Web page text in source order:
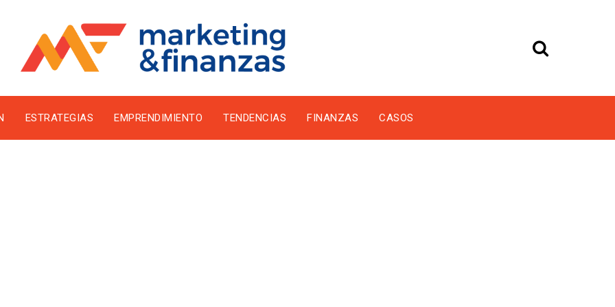
ESTRATEGIAS EMPRENDIMIENTO TENDENCIAS FINANZAS CASOS